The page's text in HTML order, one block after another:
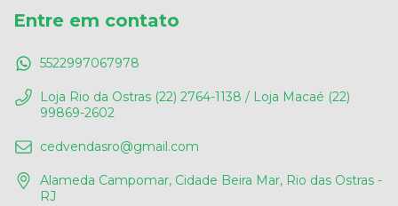
Entre em contato
5522997067978
Loja Rio da Ostras (22) 2764-1138 / Loja Macaé (22)
99869-2602
cedvendasro@gmail.com
Alameda Campomar, Cidade Beira Mar, Rio das Ostras -
RJ